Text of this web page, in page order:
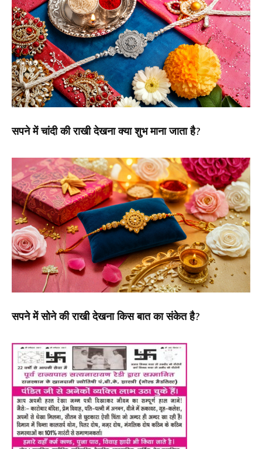
सपने में चांदी की राखी देखना क्या शुभ माना जाता है?
सपने में सोने की राखी देखना किस बात का संकेत है?